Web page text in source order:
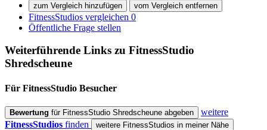
zum Vergleich hinzufügen vom Vergleich entfernen
FitnessStudios vergleichen 0
Öffentliche Frage stellen
Weiterführende Links zu FitnessStudio
Shredscheune
Für FitnessStudio Besucher
Bewertung für FitnessStudio Shredscheune abgeben
weitere
FitnessStudios finden weitere FitnessStudios in meiner Nähe